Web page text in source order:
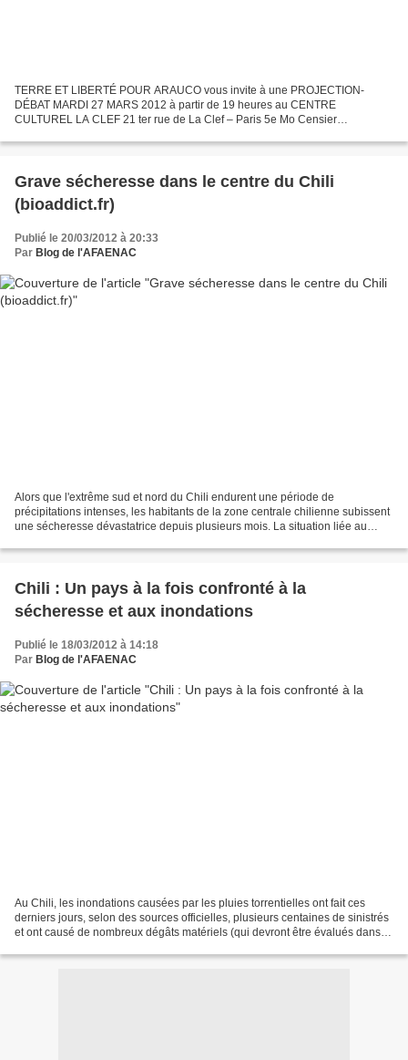
TERRE ET LIBERTÉ POUR ARAUCO vous invite à une PROJECTION-
DÉBAT MARDI 27 MARS 2012 à partir de 19 heures au CENTRE
CULTUREL LA CLEF 21 ter rue de La Clef – Paris 5e Mo Censier
2008 par...
Grave sécheresse dans le centre du Chili
(bioaddict.fr)
Publié le 20/03/2012 à 20:33
Par Blog de l'AFAENAC
Alors que l'extrême sud et nord du Chili endurent une période de
précipitations intenses, les habitants de la zone centrale chilienne subissent
une sécheresse dévastatrice depuis plusieurs mois. La situation liée au
Chili : Un pays à la fois confronté à la
sécheresse et aux inondations
Publié le 18/03/2012 à 14:18
Par Blog de l'AFAENAC
Au Chili, les inondations causées par les pluies torrentielles ont fait ces
derniers jours, selon des sources officielles, plusieurs centaines de sinistrés
et ont causé de nombreux dégâts matériels (qui devront être évalués dans